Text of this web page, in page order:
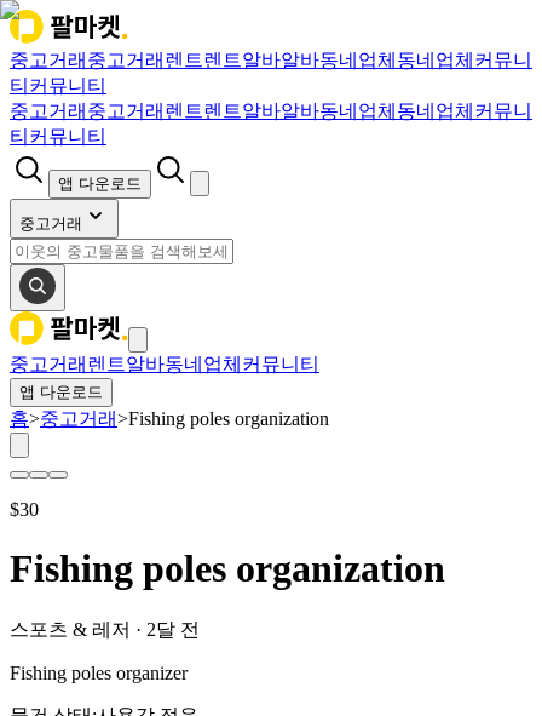
중고거래 중고거래 렌트렌트알바알바동네업체 동네업체 커뮤니
티 커뮤니티
중고거래 중고거래 렌트렌트알바알바동네업체 동네업체 커뮤니
티 커뮤니티
앱 다운로드
중고거래
중고거래 렌트알바동네업체 커뮤니티
앱 다운로드
홈>중고거래>Fishing poles organization
$30
Fishing poles organization
스포츠 & 레저 · 2달 전
Fishing poles organizer